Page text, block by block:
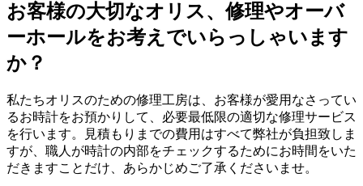
お客様の大切なオリス、修理やオーバ
ーホールをお考えでいらっしゃいます
か？
私たちオリスのための修理工房は、お客様が愛用なさってい
るお時計をお預かりして、必要最低限の適切な修理サービス
を行います。見積もりまでの費用はすべて弊社が負担致しま
すが、職人が時計の内部をチェックするためにお時間をいた
だきますことだけ、あらかじめご了承くださいませ。